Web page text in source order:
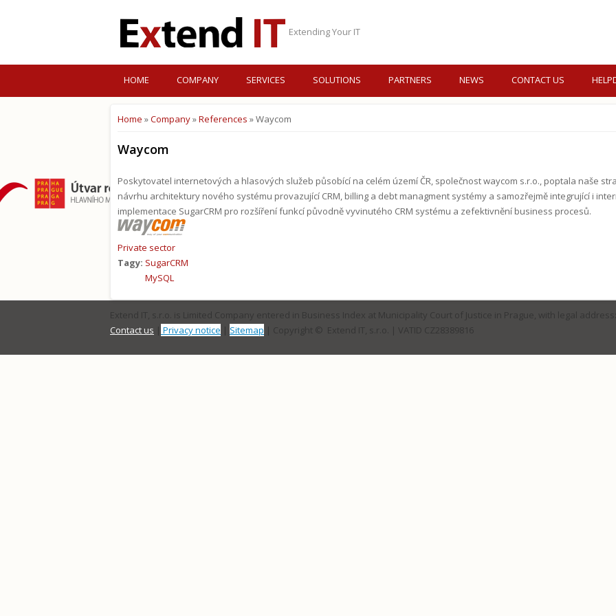
Extending Your IT
HOME COMPANY SERVICES SOLUTIONS PARTNERS NEWS CONTACT US
You are here
Home »Company»References » Waycom
Waycom
Poskytovatel internetových a hlasových služeb působící na celém území ČR, společnost waycom s.r.o., poptala naše
návrhu architektury nového systému provazující CRM, billing a debt managment systémy a samozřejmě integrující i
implementace SugarCRM pro rozšíření funkcí původně vyvinutého CRM systému a zefektivnění business procesů.
Private sector
Tagy: SugarCRM
MySQL
Extend IT, s.r.o. is Limited Company entered in Business Index at Municipality Court of Justice in Prague, with legal
Contact us | Privacy notice | Sitemap | Copyright © Extend IT, s.r.o. | VATID CZ28389816